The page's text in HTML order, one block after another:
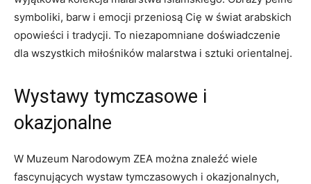
symboliki, barw i emocji przeniosą⁣ Cię w świat arabskich
opowieści i tradycji. To niezapomniane⁢ doświadczenie
dla wszystkich miłośników malarstwa ⁢i sztuki ⁣orientalnej.
Wystawy tymczasowe i
okazjonalne
W Muzeum Narodowym ZEA można znaleźć wiele
fascynujących wystaw tymczasowych i okazjonalnych,